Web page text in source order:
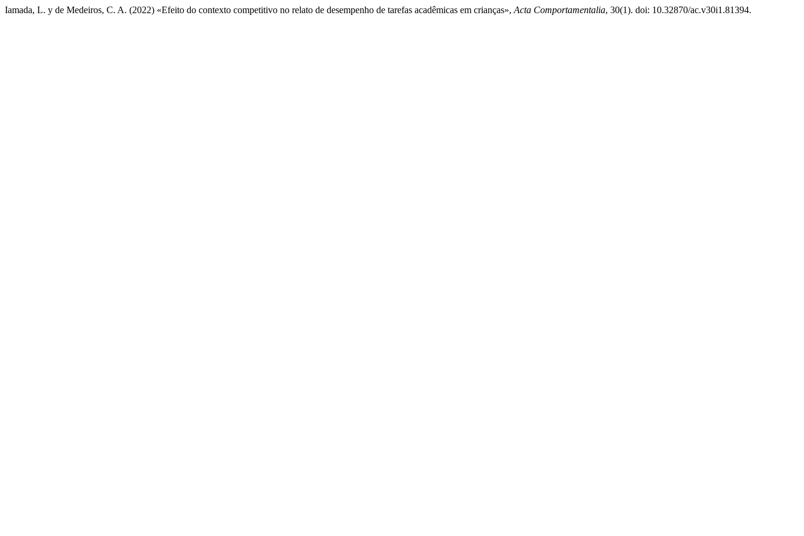
Iamada, L. y de Medeiros, C. A. (2022) «Efeito do contexto competitivo no relato de desempenho de tarefas acadêmicas em crianças», Acta Comportamentalia, 30(1). doi: 10.32870/ac.v30i1.81394.